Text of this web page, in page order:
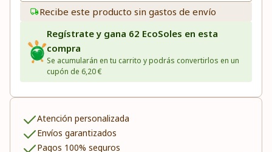
Recibe este producto sin gastos de envío
Regístrate y gana 62 EcoSoles en esta
compra
Se acumularán en tu carrito y podrás convertirlos en un
cupón de 6,20 €
Atención personalizada
Envíos garantizados
Pagos 100% seguros